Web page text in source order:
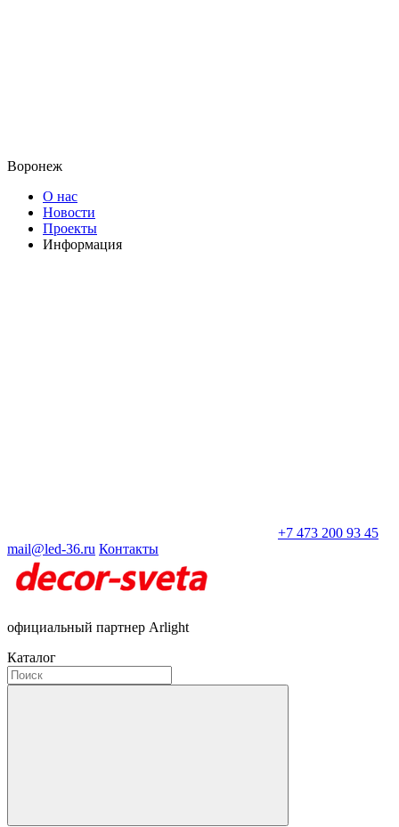
Воронеж
О нас
Новости
Проекты
Информация
+7 473 200 93 45
mail@led-36.ru Контакты
официальный партнер Arlight
Каталог